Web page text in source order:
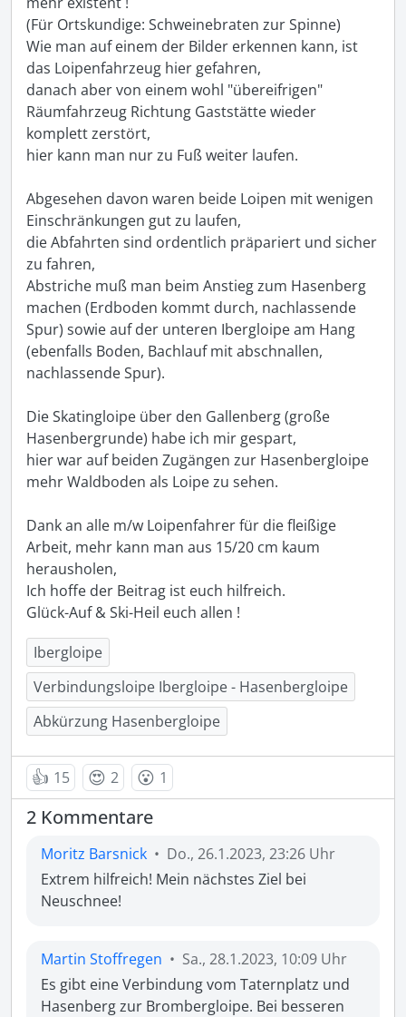
(Für Ortskundige: Schweinebraten zur Spinne)
Wie man auf einem der Bilder erkennen kann, ist
das Loipenfahrzeug hier gefahren,
danach aber von einem wohl "übereifrigen"
Räumfahrzeug Richtung Gaststätte wieder
komplett zerstört,
hier kann man nur zu Fuß weiter laufen.
Abgesehen davon waren beide Loipen mit wenigen
Einschränkungen gut zu laufen,
die Abfahrten sind ordentlich präpariert und sicher
zu fahren,
Abstriche muß man beim Anstieg zum Hasenberg
machen (Erdboden kommt durch, nachlassende
Spur) sowie auf der unteren Ibergloipe am Hang
(ebenfalls Boden, Bachlauf mit abschnallen,
nachlassende Spur).
Die Skatingloipe über den Gallenberg (große
Hasenbergrunde) habe ich mir gespart,
hier war auf beiden Zugängen zur Hasenbergloipe
mehr Waldboden als Loipe zu sehen.
Dank an alle m/w Loipenfahrer für die fleißige
Arbeit, mehr kann man aus 15/20 cm kaum
herausholen,
Ich hoffe der Beitrag ist euch hilfreich.
Glück-Auf & Ski-Heil euch allen !
Ibergloipe
Verbindungsloipe Ibergloipe - Hasenbergloipe
Abkürzung Hasenbergloipe
👍 15 😍 2 😮 1
2 Kommentare
Moritz Barsnick • Do., 26.1.2023, 23:26 Uhr
Extrem hilfreich! Mein nächstes Ziel bei
Neuschnee!
Martin Stoffregen • Sa., 28.1.2023, 10:09 Uhr
Es gibt eine Verbindung vom Taternplatz und
Hasenberg zur Brombergloipe. Bei besseren